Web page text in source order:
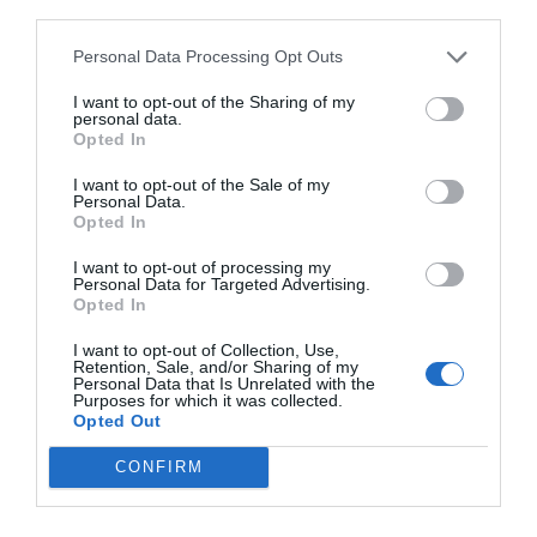
Personal Data Processing Opt Outs
I want to opt-out of the Sharing of my
personal data.
Opted In
I want to opt-out of the Sale of my
Personal Data.
Opted In
I want to opt-out of processing my
Personal Data for Targeted Advertising.
Opted In
I want to opt-out of Collection, Use,
Retention, Sale, and/or Sharing of my
Personal Data that Is Unrelated with the
Purposes for which it was collected.
Opted Out
CONFIRM
perdido toda esperanza. El cierto es que ya los he
explicado varias veces que un acuerdo es lo más
probable. El presidente Trump participará este
año a Davos y esto es noticia porque
el último
Clinton en 2000.
Abuso sexual olímpico
médico del equipo olímpico de Gimnasia de los
EE.UU.acusado de violación y acoso sexual de
las deportistas americanas
culpabilidad eran demasiado fuertes como para
esperar una sentencia de absolución pero ha